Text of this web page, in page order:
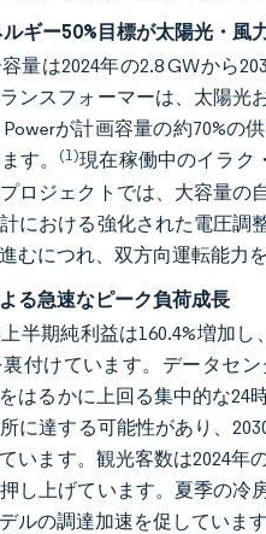
ギー50%目標が太陽光・風
量は2024年の2.8 GWから
ンスフォーマーは、太陽光
が計画容量の約70%の
す。
(1)現在稼働中のイラク
ロジェクトでは、大容量の
における強化された電圧
むにつれ、双方向運転能力
る急速なピーク負荷成長
半期純利益は160.4%増加
付けています。データセ
はるかに上回る集中的な24
に達する可能性があり、
います。観光客数は2024年
し上げています。夏季の冷
ルの調達加速を促しています